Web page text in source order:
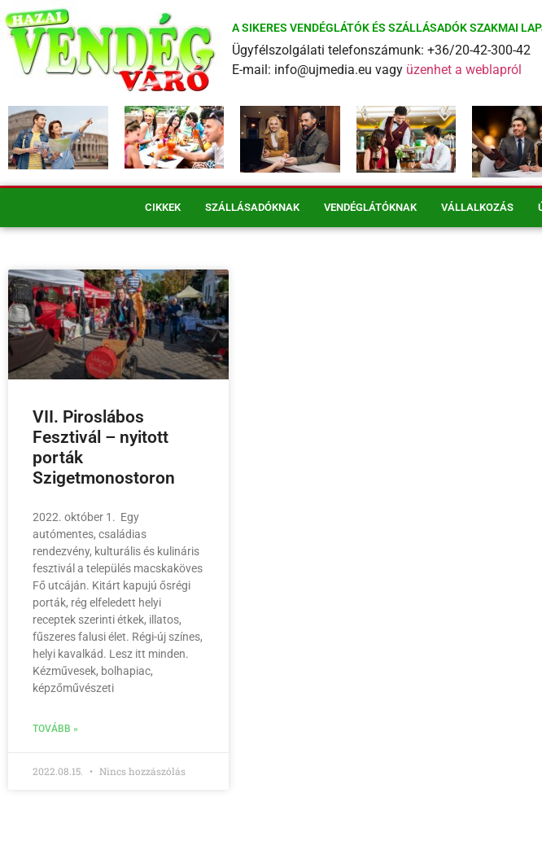
A SIKERES VENDÉGLÁTÓK ÉS SZÁLLÁSADÓK SZAKMAI
Ügyfélszolgálati telefonszámunk: +36/20-42-300-42
E-mail: info@ujmedia.eu vagy üzenhet a weblapról
CIKKEK SZÁLLÁSADÓKNAK VENDÉGLÁTÓKNAK VÁLLALKOZÁS
VII. Piroslábos
Fesztivál – nyitott
porták
Szigetmonostoron
2022. október 1. Egy
autómentes, családias
rendezvény, kulturális és kulináris
fesztivál a település macskaköves
Fő utcáján. Kitárt kapujú ősrégi
porták, rég elfeledett helyi
receptek szerinti étkek, illatos,
fűszeres falusi élet. Régi-új színes,
helyi kavalkád. Lesz itt minden.
Kézművesek, bolhapiac,
képzőművészeti
TOVÁBB »
2022.08.15. Nincs hozzászólás